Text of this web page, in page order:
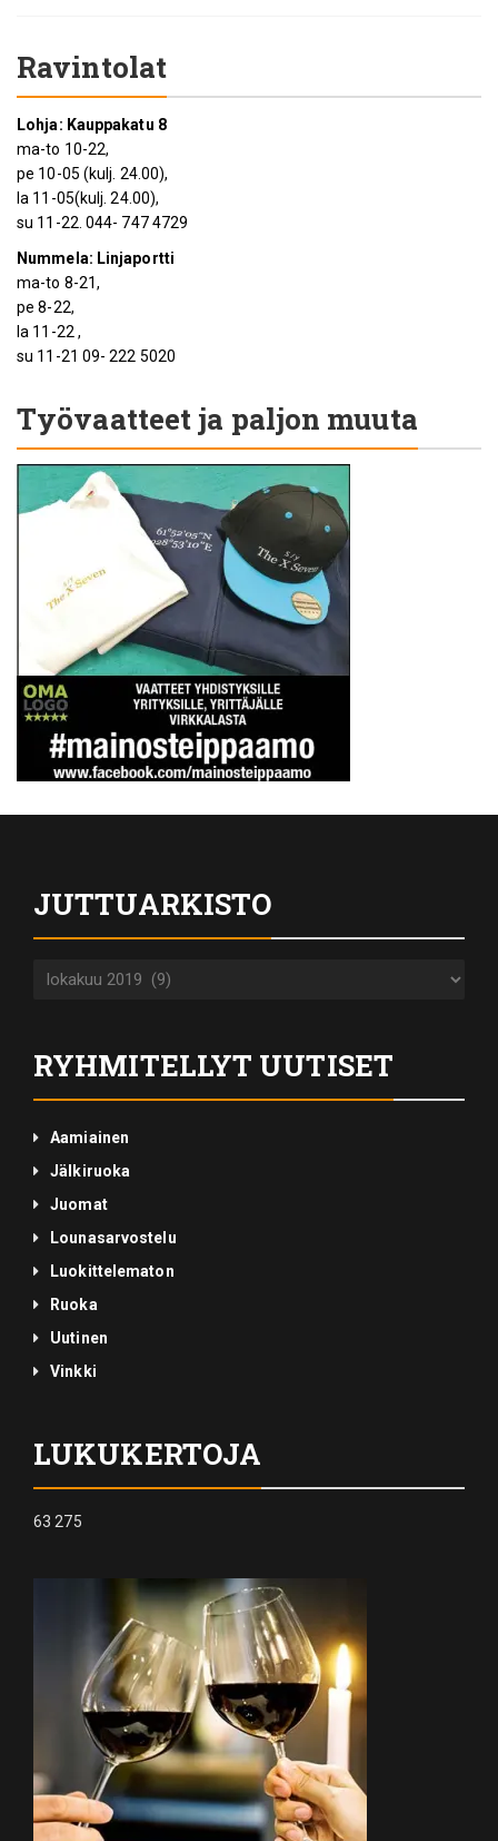
Ravintolat
Lohja: Kauppakatu 8
ma-to 10-22,
pe 10-05 (kulj. 24.00),
la 11-05(kulj. 24.00),
su 11-22. 044- 747 4729
Nummela: Linjaportti
ma-to 8-21,
pe 8-22,
la 11-22 ,
su 11-21 09- 222 5020
Työvaatteet ja paljon muuta
JUTTUARKISTO
Juttuarkisto
RYHMITELLYT UUTISET
Aamiainen
Jälkiruoka
Juomat
Lounasarvostelu
Luokittelematon
Ruoka
Uutinen
Vinkki
LUKUKERTOJA
63 275